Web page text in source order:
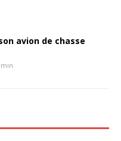
avion de chasse